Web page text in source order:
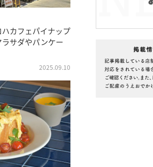
カフェパイナップ
サダやパンケー
2025.09.10